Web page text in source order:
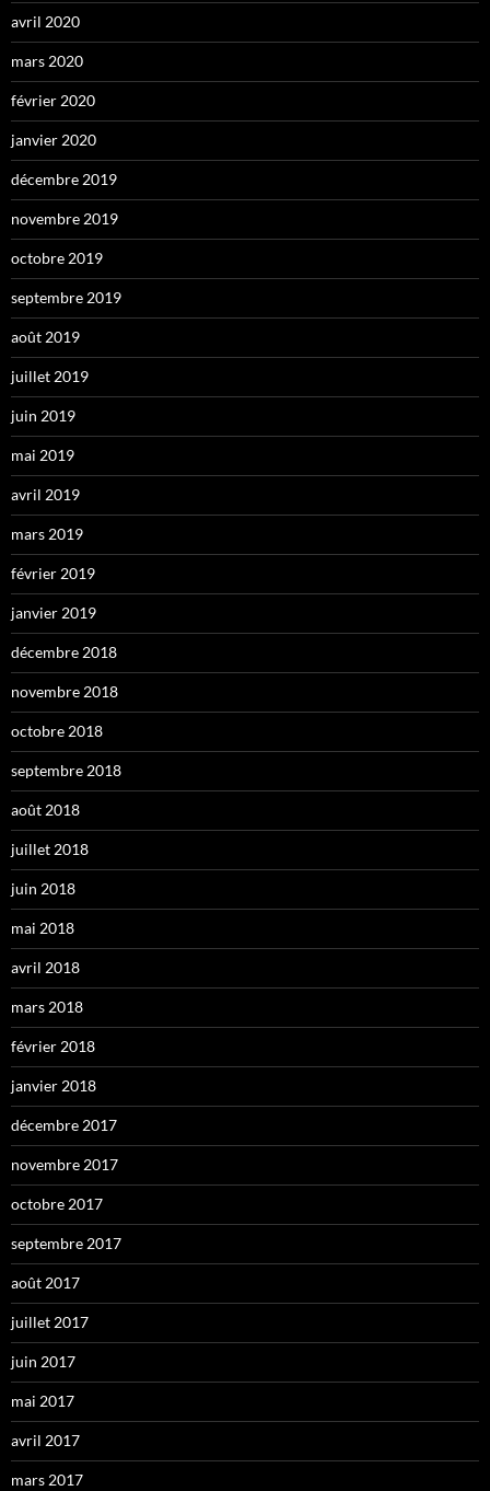
avril 2020
mars 2020
février 2020
janvier 2020
décembre 2019
novembre 2019
octobre 2019
septembre 2019
août 2019
juillet 2019
juin 2019
mai 2019
avril 2019
mars 2019
février 2019
janvier 2019
décembre 2018
novembre 2018
octobre 2018
septembre 2018
août 2018
juillet 2018
juin 2018
mai 2018
avril 2018
mars 2018
février 2018
janvier 2018
décembre 2017
novembre 2017
octobre 2017
septembre 2017
août 2017
juillet 2017
juin 2017
mai 2017
avril 2017
mars 2017